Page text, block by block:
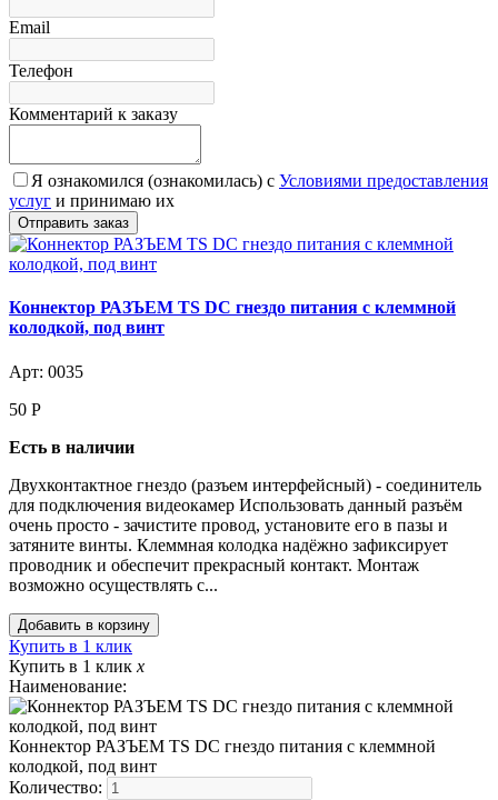
Email
Телефон
Комментарий к заказу
Я ознакомился (ознакомилась) с Условиями предоставления
услуг и принимаю их
Коннектор РАЗЪЕМ TS DC гнездо питания с клеммной
колодкой, под винт
Арт: 0035
50 Р
Есть в наличии
Двухконтактное гнездо (разъем интерфейсный) - соединитель
для подключения видеокамер Использовать данный разъём
очень просто - зачистите провод, установите его в пазы и
затяните винты. Клеммная колодка надёжно зафиксирует
проводник и обеспечит прекрасный контакт. Монтаж
возможно осуществлять с...
Купить в 1 клик
Купить в 1 клик x
Наименование:
Коннектор РАЗЪЕМ TS DC гнездо питания с клеммной
колодкой, под винт
Количество: